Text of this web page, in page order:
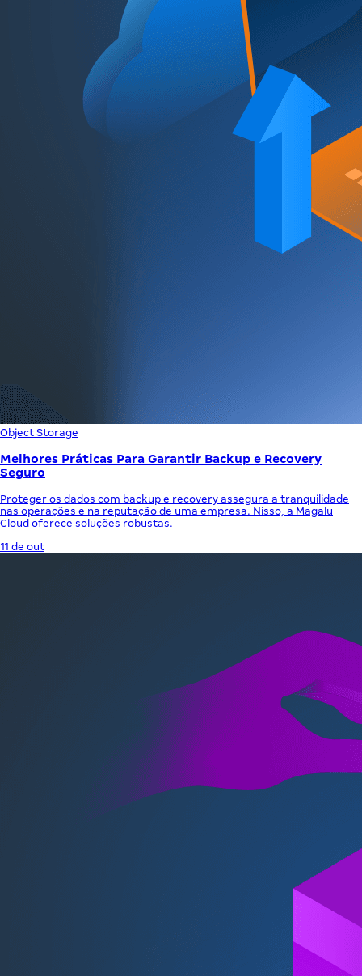
Object Storage
Melhores Práticas Para Garantir Backup e Recovery
Seguro
Proteger os dados com backup e recovery assegura a tranquilidade
nas operações e na reputação de uma empresa. Nisso, a Magalu
Cloud oferece soluções robustas.
11 de out